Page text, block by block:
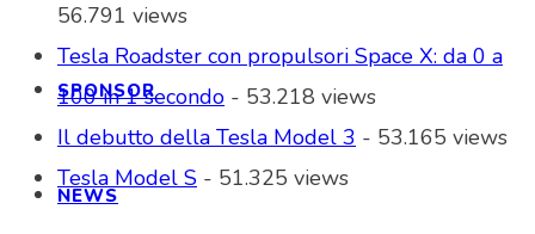
SPONSOR
NEWS
56.791 views
Tesla Roadster con propulsori Space X: da 0 a
100 in 1 secondo - 53.218 views
Il debutto della Tesla Model 3 - 53.165 views
Tesla Model S - 51.325 views